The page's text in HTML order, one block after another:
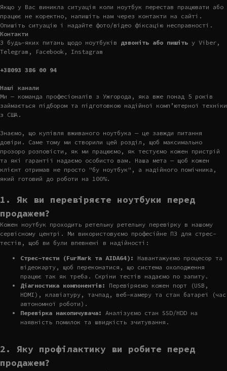
Якщо у Вас виникла ситуація коли ноутбук перестав працювати або
працює не коректно, напишіть нам через контакти на сайті.
Опишіть ситуацію і надайте фото/відео фіксацію несправності.
Контакти
З будь-яких питань щодо ноутбуків дзвоніть або пишіть у Viber,
Telegram, Facebook, Instagram
+38093 386 00 94
Наші канали
Ми — команда професіоналів з Ужгорода, яка вже понад 5 років
займається підбором та підготовкою надійної комп’ютерної техніки
з США.
Знаємо, що купівля вживаного ноутбука — це завжди питання
довіри. Саме тому ми створили цей розділ, щоб максимально
прозоро розповісти, як ми працюємо, як тестуємо кожен пристрій
та які гарантії надаємо особисто вам. Наша мета — щоб кожен
клієнт отримав не просто "бу ноутбук", а надійного помічника,
який готовий до роботи на 100%.
1. Як ви перевіряєте ноутбуки перед
продажем?
Кожен ноутбук проходить ретельну ретельну перевірку в нашому
сервісному центрі. Ми використовуємо професійне ПЗ для стрес-
тестів, щоб ви були впевнені в надійності:
Стрес-тести (FurMark та AIDA64):
Навантажуємо процесор та
відеокарту, щоб переконатися, що система охолодження
працює так як треба. Скріни тестів надаємо по запиту.
Діагностика компонентів:
Перевіряємо кожен порт (USB,
HDMI), клавіатуру, тачпад, веб-камеру та стан батареї (час
автономної роботи).
Перевірка накопичувача:
Аналізуємо стан SSD/HDD на
наявність помилок та швидкість зчитування.
2. Яку профілактику ви робите перед
продажем?